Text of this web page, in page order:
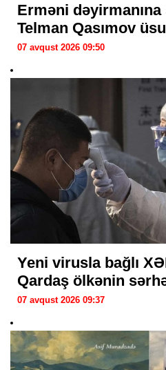
Erməni
Telman Qasımov
07 avqust 2026 09:50
Yeni virusla bağlı
Qardaş ölkənin
07 avqust 2026 09:37